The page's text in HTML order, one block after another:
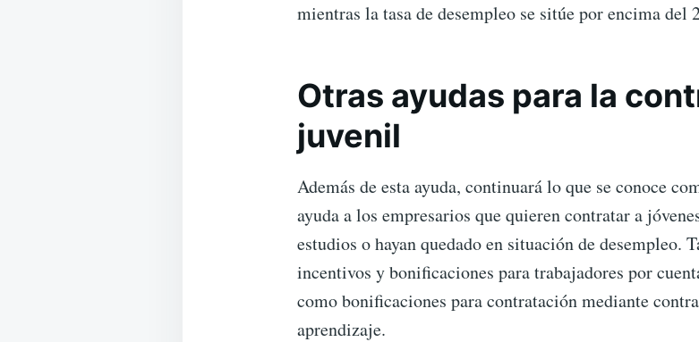
mientras la tasa de desempleo se sitúe por encima del
Otras ayudas para la
juvenil
Además de esta ayuda, continuará lo que se conoce
ayuda a los empresarios que quieren contratar a
estudios o hayan quedado en situación de desempleo.
incentivos y bonificaciones para trabajadores por
como bonificaciones para contratación mediante
aprendizaje.